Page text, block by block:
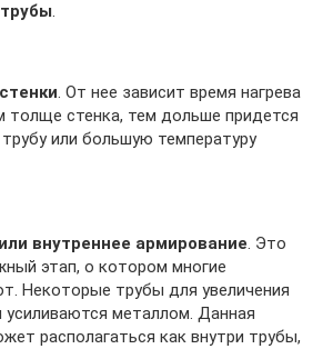
.
. От нее зависит время нагрева
толще стенка, тем дольше придется
трубу или большую температуру
внутреннее армирование. Это
этап, о котором многие
Некоторые трубы для увеличения
усиливаются металлом. Данная
располагаться как внутри трубы,